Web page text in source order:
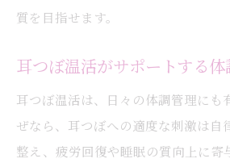
質を目指せます。
耳つぼ温活がサポートする
耳つぼ温活は、日々の体調管理にも
ぜなら、耳つぼへの適度な刺激は自
整え、疲労回復や睡眠の質向上に寄